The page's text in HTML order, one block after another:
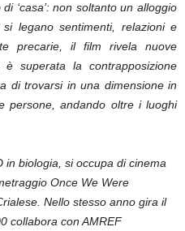
‘casa’: non soltanto un alloggio
legano sentimenti, relazioni e
precarie, il film rivela nuove
superata la contrapposizione
di trovarsi in una dimensione in
persone, andando oltre i luoghi
in biologia, si occupa di cinema
Once We Were
Nello stesso anno gira il
collabora con AMREF